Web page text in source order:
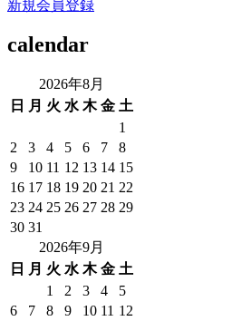
新規会員登録
calendar
2026年8月
日
月 火 水 木 金 土
1
2
3 4 5 6 7
8
9
10 11 12 13 14 15
16 17 18 19 20 21 22
23 24 25 26 27 28 29
30 31
2026年9月
日
月 火 水 木 金 土
1
2 3 4
5
6
7 8 9 10 11 12